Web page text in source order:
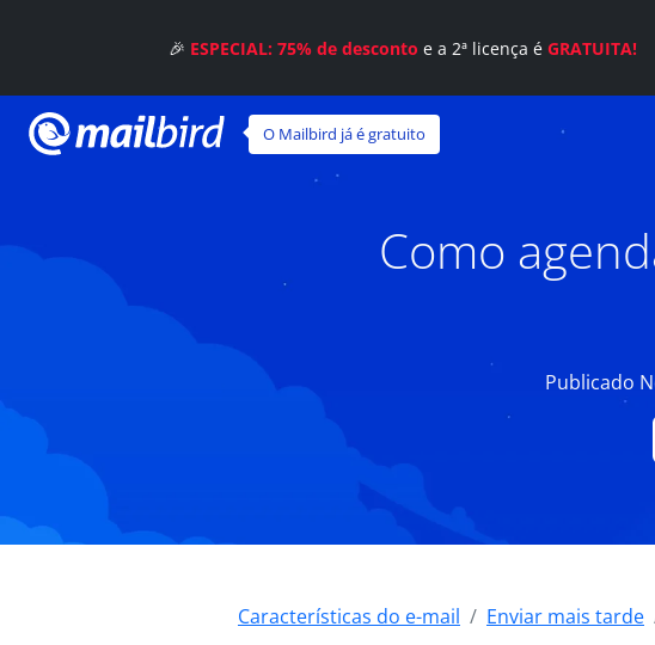
O Mailbird já é gratuito
Como
Publicado
Características do e-mail Enviar mais tarde
🎉 ESPECIAL: 75% de desconto e a 2ª licença éGRATUITA!